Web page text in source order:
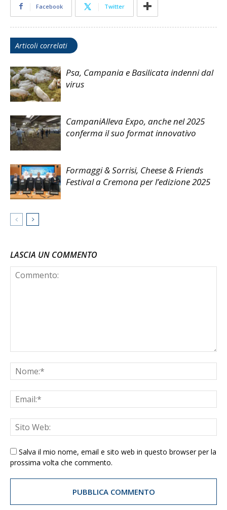
Facebook Twitter
Articoli correlati
Psa, Campania e Basilicata indenni dal
virus
CampaniAlleva Expo, anche nel 2025
conferma il suo format innovativo
Formaggi & Sorrisi, Cheese & Friends
Festival a Cremona per l’edizione 2025
LASCIA UN COMMENTO
Salva il mio nome, email e sito web in questo browser per la
prossima volta che commento.